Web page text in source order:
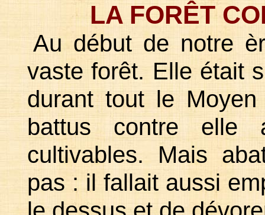
LA FORÊT
Au début de notre
vaste forêt. Elle était
durant tout le
battus contre elle
cultivables. Mais
pas : il fallait aussi